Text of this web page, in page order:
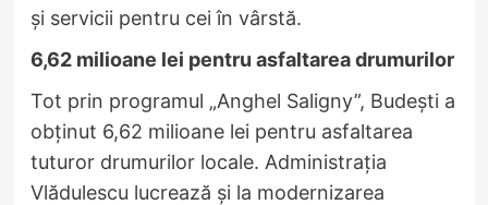
și servicii pentru cei în vârstă.
6,62 milioane lei pentru asfaltarea drumurilor
Tot prin programul „Anghel Saligny”, Budești a
obținut 6,62 milioane lei pentru asfaltarea
tuturor drumurilor locale. Administrația
Vlădulescu lucrează și la modernizarea